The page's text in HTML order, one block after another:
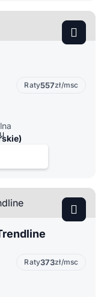
Raty557zł/msc
Raty373zł/msc